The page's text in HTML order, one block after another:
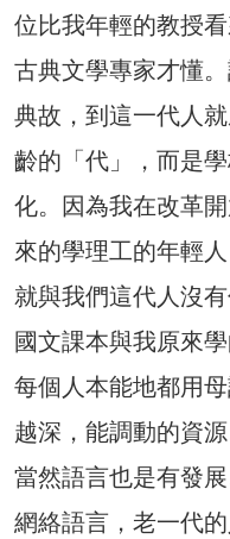
位比我年輕的教授
古典文學專家才懂
典故，到這一代人
齡的「代」，而是
化。因為我在改革
來的學理工的年輕
就與我們這代人沒
國文課本與我原來學
每個人本能地都用
越深，能調動的資
當然語言也是有發
網絡語言，老一代